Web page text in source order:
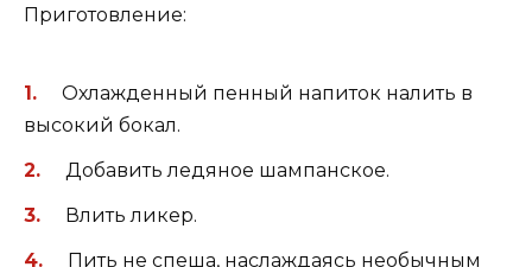
Приготовление:
Охлажденный пенный напиток налить в
высокий бокал.
Добавить ледяное шампанское.
Влить ликер.
Пить не спеша, наслаждаясь необычным